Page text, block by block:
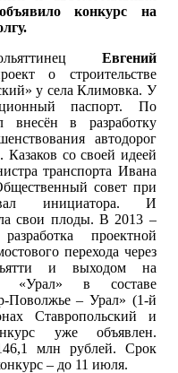
конкурс на
Евгений
о строительстве
у села Климовка. У
паспорт. По
внесён в разработку
автодорог
со своей идеей
транспорта Ивана
совет при
инициатора. И
свои плоды. В 2013 –
проектной
перехода через
и выходом на
«Урал» в составе
Поволжье – Урал» (1-й
Ставропольский и
уже объявлен.
млн рублей. Срок
– до 11 июля.